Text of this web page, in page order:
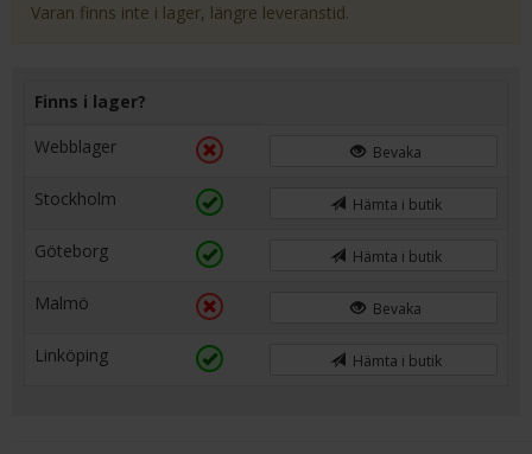
Varan finns inte i lager, längre leveranstid.
Finns i lager?
Webblager
Bevaka
Stockholm Hämta i butik
Göteborg Hämta i butik
Malmö Bevaka
Linköping Hämta i butik